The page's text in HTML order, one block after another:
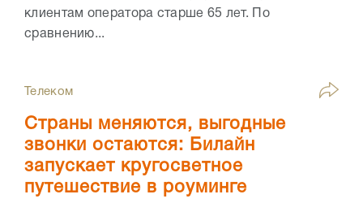
клиентам оператора старше 65 лет. По
сравнению...
Телеком
Страны меняются, выгодные
звонки остаются: Билайн
запускает кругосветное
путешествие в роуминге